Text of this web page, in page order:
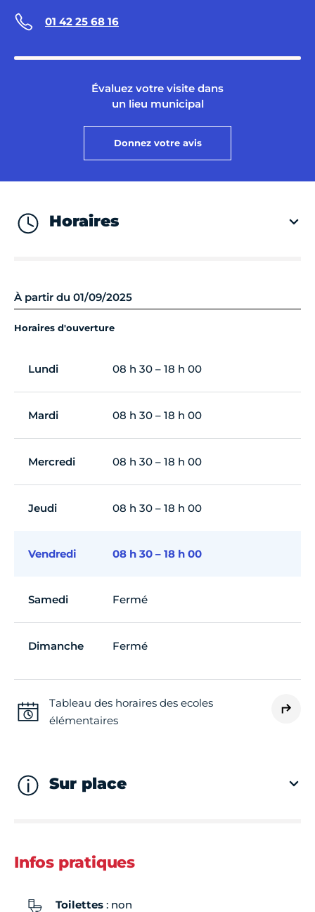
01 42 25 68 16
Évaluez votre visite dans
un lieu municipal
Donnez votre avis
Horaires
À partir du 01/09/2025
Horaires d'ouverture
Lundi 08 h 30 – 18 h 00
Mardi 08 h 30 – 18 h 00
Mercredi 08 h 30 – 18 h 00
Jeudi 08 h 30 – 18 h 00
Vendredi 08 h 30 – 18 h 00
Samedi Fermé
Dimanche Fermé
Tableau des horaires des ecoles
élémentaires
Sur place
Infos pratiques
Toilettes : non